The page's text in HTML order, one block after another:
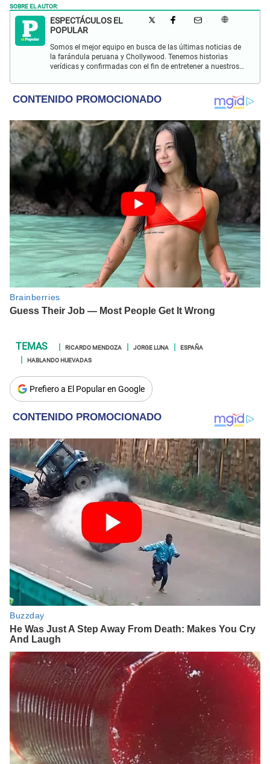
SOBRE EL AUTOR:
ESPECTÁCULOS EL
POPULAR
Somos el mejor equipo en busca de las últimas noticias de
la farándula peruana y Chollywood. Tenemos historias
verídicas y confirmadas con el fin de entretener a nuestros
RICARDO MENDOZA JORGE LUNA
ESPAÑA
HABLANDO HUEVADAS
Prefiero a El Popular en Google